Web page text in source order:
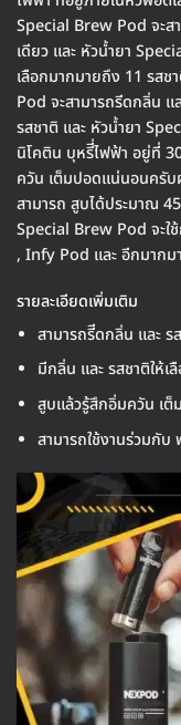
Special Brew Pod จะส
เดียว และ หัวน้ำยา
เลือกมากมายถึง 11 รส
Pod จะสามารถรีดกลิ่น แ
รสชาติ และ หัวน้ำยา
นิโคติน บุหรีี่ไฟฟ้า อยู่ที่
ควัน เต็มปอดแน่นอนครับ
สามารถ สูบได้ประมาณ
Special Brew Pod จะ
, Infy Pod และ อีกมากม
รายละเอียดเพิ่มเติม
สามารถรีีดกลิ่น และ ร
มีกลิ่น และ รสชาติให้
สูบแล้วรู้สึกอิ่มควัน เ
สามารถใช้งานร่วมกั